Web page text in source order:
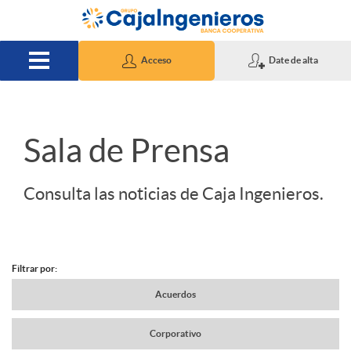
Saltar al contenido principal
Acceso Date de alta
S
Sala de Prensa
Consulta las noticias de Caja Ingenieros.
N
Filtrar por:
Acuerdos
Corporativo